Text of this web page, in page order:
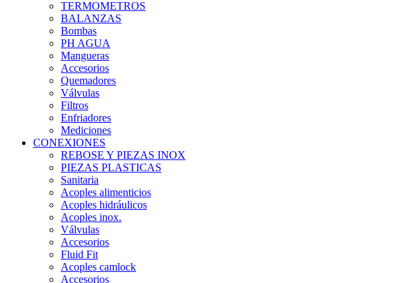
TERMOMETROS
BALANZAS
Bombas
PH AGUA
Mangueras
Accesorios
Quemadores
Válvulas
Filtros
Enfriadores
Mediciones
CONEXIONES
REBOSE Y PIEZAS INOX
PIEZAS PLASTICAS
Sanitaria
Acoples alimenticios
Acoples hidráulicos
Acoples inox.
Válvulas
Accesorios
Fluid Fit
Acoples camlock
Accesorios